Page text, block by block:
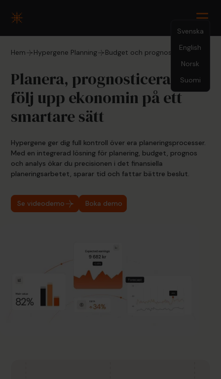
Svenska
English
Norsk
Suomi
Hem Hypergene Planning Budget och prognos
Planera, prognosticera och
följ upp ekonomin på ett
smartare sätt
Hypergene ger dig full kontroll över era planeringsprocesser.
Med en integrerad lösning för planering, budget, prognos
och analys ökar du precisionen i det finansiella
planeringsarbetet, sparar tid och fattar bättre beslut.
Se videodemo Boka demo